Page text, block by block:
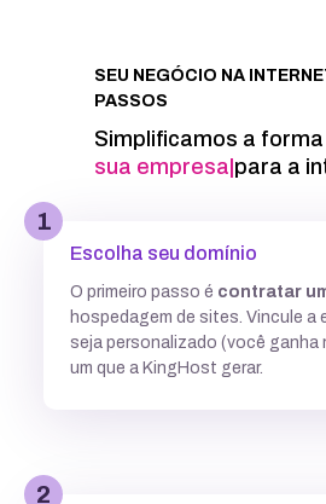
Informações técnicas
Banco de dados MySQL ilimitados
7,7GB
Múltiplas versões do PHP
SEU NEGÓCIO NA
PASSOS
Simplificamos a
sua mar|para a
1
Escolha seu domínio
O primeiro passo é contratar
hospedagem de sites. Vincule a
seja personalizado (você ganha
um que a KingHost gerar.
2